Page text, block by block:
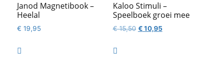
Janod Magnetibook –
Heelal
€ 19,95

Kaloo Stimuli –
Speelboek groei mee
€15,50 Oorspronkelijke
€10,95Huidige
